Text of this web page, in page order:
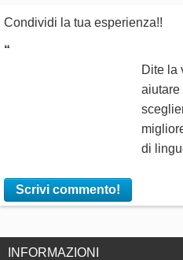
Condividi la tua esperienza!!
“
Dite la
aiutare
di
Scrivi commento!
INFORMAZIONI